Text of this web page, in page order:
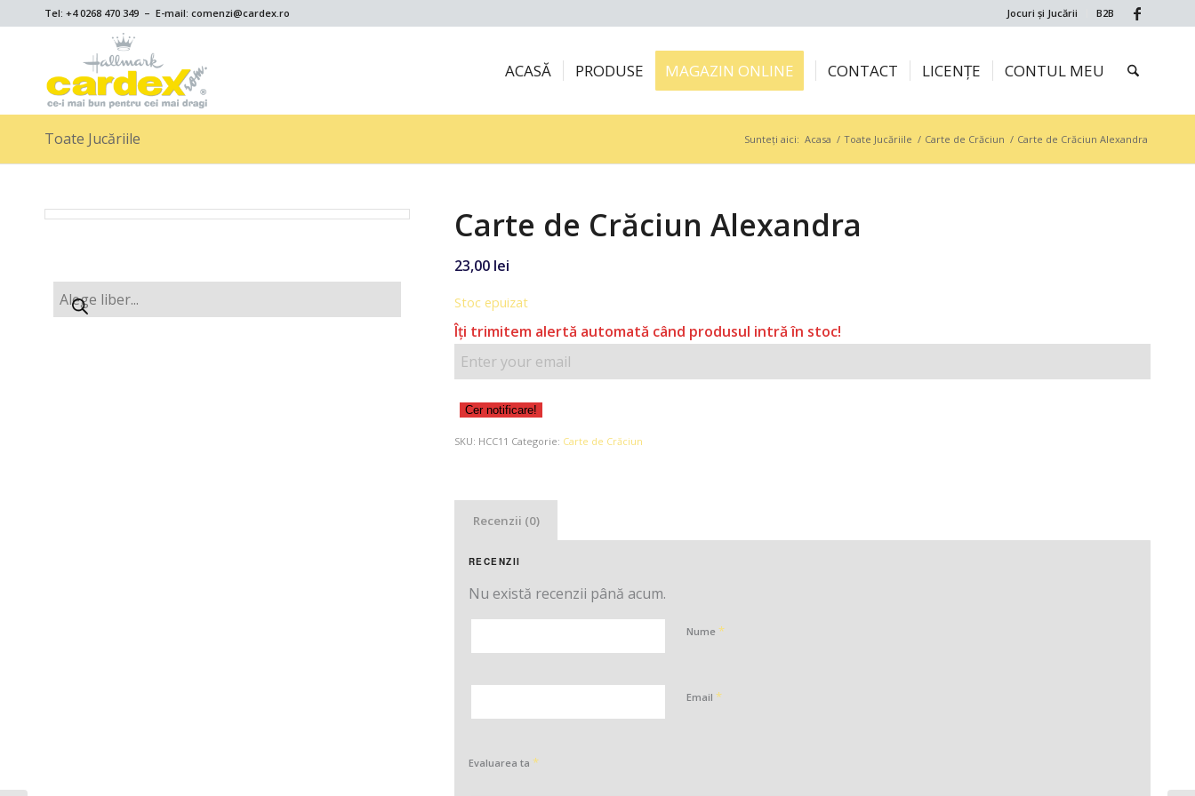
Jocuri și Jucării B2B
Tel: +4 0268 470 349 – E-mail: comenzi@cardex.ro
ACASĂ PRODUSE MAGAZIN ONLINE CONTACT LICENȚE CONTUL MEU
Toate Jucăriile Sunteți aici: Acasa / Toate Jucăriile / Carte de Crăciun / Carte de Crăciun Alexandra
Carte de Crăciun Alexandra
23,00 lei
Stoc epuizat
Îţi trimitem alertă automată când produsul intră în stoc!
Cer notificare!
SKU: HCC11 Categorie: Carte de Crăciun
Recenzii (0)
RECENZII
Nu există recenzii până acum.
Nume *
Email *
Evaluarea ta *